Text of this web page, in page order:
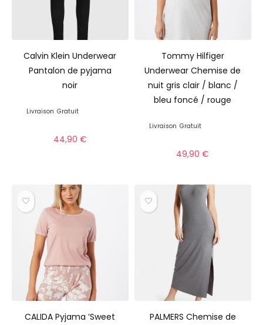
Calvin Klein Underwear
Pantalon de pyjama
noir
Livraison Gratuit
44,90 €
Tommy Hilfiger
Underwear Chemise de
nuit gris clair / blanc /
bleu foncé / rouge
Livraison Gratuit
49,90€
CALIDA Pyjama ‘Sweet
PALMERS Chemise de